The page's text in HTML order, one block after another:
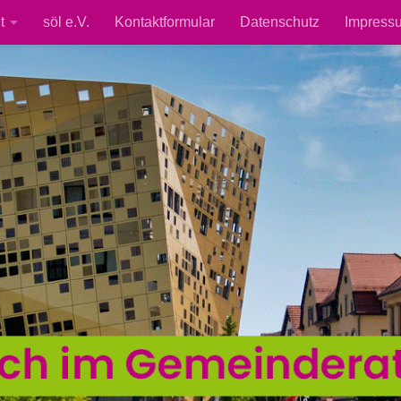
söl e.V. Kontaktformular Datenschutz